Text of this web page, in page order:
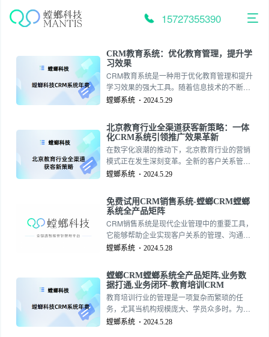
15727355390
CRM教育系统：优化教育管理，提升学
习效果
CRM教育系统是一种用于优化教育管理和提升
学习效果的强大工具。随着信息技术的不断发
展，传统的教育方式已经无法满足现代学习者
能，正成为学校、培训机构和教育机构的首
选。157-2735-5390
螳螂系统 2024.5.29
北京教育行业全渠道获客新策略：一体
化CRM系统引领推广效果革新
在数字化浪潮的推动下，北京教育行业的营销
模式正在发生深刻变革。全新的客户关系管理
（CRM）系统功能正在改变教育机构的获客方
育行业带来前所未有的推广效率和精准度。本
文将详细介绍这一系统的创新功能及其对教育
行业市场推广的积极影响。157-2735-5390
螳螂系统 2024.5.29
免费试用CRM销售系统-螳螂CRM螳螂
系统全产品矩阵
CRM销售系统是现代企业管理中的重要工具，
它能够帮助企业实现客户关系的管理、沟通与
营销等多项功能。而在众多的CRM销售系统
绍免费试用CRM销售系统的优势以及如何选择
适合自己的系统。157-2735-5390
螳螂系统 2024.5.28
螳螂CRM螳螂系统全产品矩阵,业务数
据打通,业务闭环-教育培训CRM
教育培训行业的管理是一项复杂而繁琐的任
务，尤其当机构规模庞大、学员众多时。为了
提高教育机构的管理效率、优化学员服务体
螳螂系统 2024.5.28